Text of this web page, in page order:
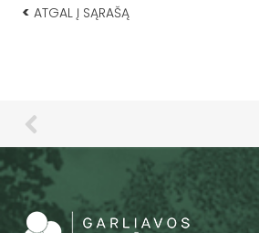
< ATGAL Į SĄRAŠĄ